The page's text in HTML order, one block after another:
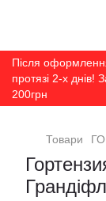
Після
протязі 2-х днів!
200грн
Товари